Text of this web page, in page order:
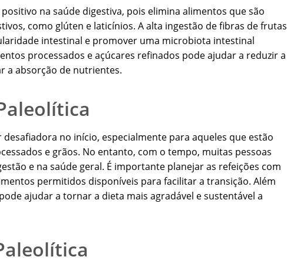
na saúde digestiva, pois elimina alimentos que são
como glúten e laticínios. A alta ingestão de fibras de frutas
intestinal e promover uma microbiota intestinal
processados e açúcares refinados pode ajudar a reduzir a
a absorção de nutrientes.
no início, especialmente para aqueles que estão
e grãos. No entanto, com o tempo, muitas pessoas
e na saúde geral. É importante planejar as refeições com
permitidos disponíveis para facilitar a transição. Além
ajudar a tornar a dieta mais agradável e sustentável a